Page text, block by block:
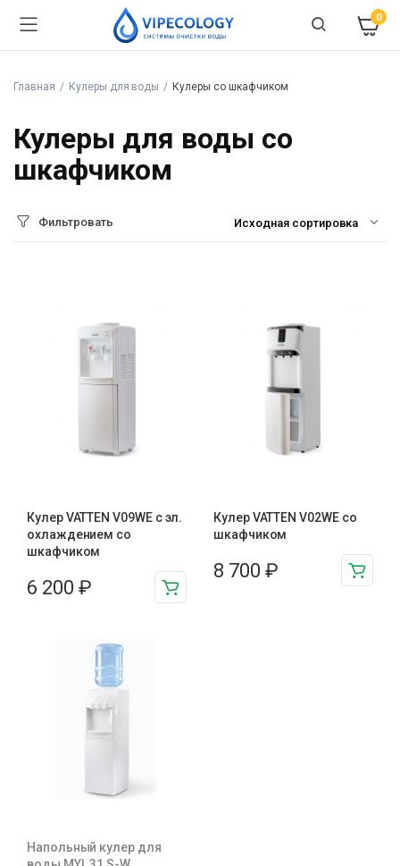
0
Главная Кулеры для воды Кулеры со шкафчиком
Кулеры для воды со
шкафчиком
Фильтровать
Кулер VATTEN V09WE с эл.
охлаждением со
шкафчиком
6 200 ₽
Кулер VATTEN V02WE со
шкафчиком
8 700 ₽
Напольный кулер для